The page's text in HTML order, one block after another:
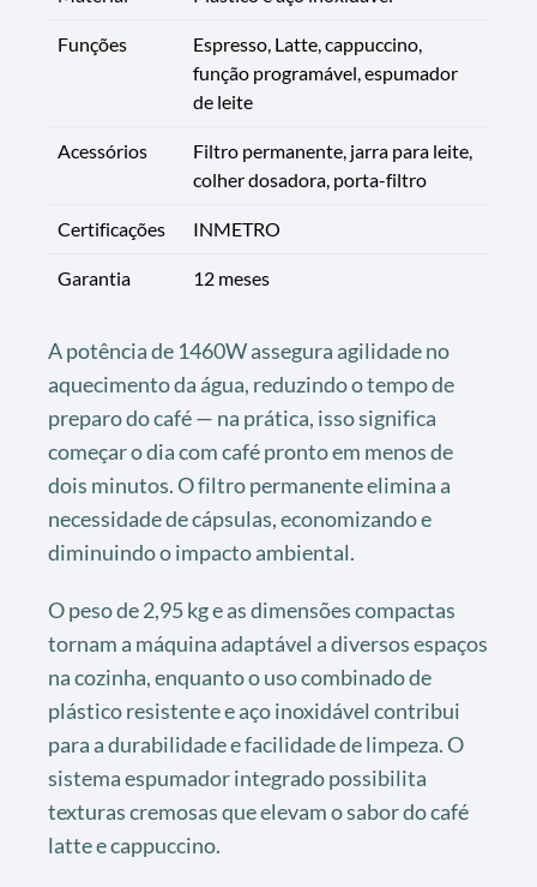
Funções
Espresso, Latte, cappuccino,
função programável, espumador
de leite
Acessórios
Filtro permanente, jarra para leite,
colher dosadora, porta-filtro
Certificações INMETRO
Garantia 12 meses
A potência de 1460W assegura agilidade no
aquecimento da água, reduzindo o tempo de
preparo do café — na prática, isso significa
começar o dia com café pronto em menos de
dois minutos. O filtro permanente elimina a
necessidade de cápsulas, economizando e
diminuindo o impacto ambiental.
O peso de 2,95 kg e as dimensões compactas
tornam a máquina adaptável a diversos espaços
na cozinha, enquanto o uso combinado de
plástico resistente e aço inoxidável contribui
para a durabilidade e facilidade de limpeza. O
sistema espumador integrado possibilita
texturas cremosas que elevam o sabor do café
latte e cappuccino.